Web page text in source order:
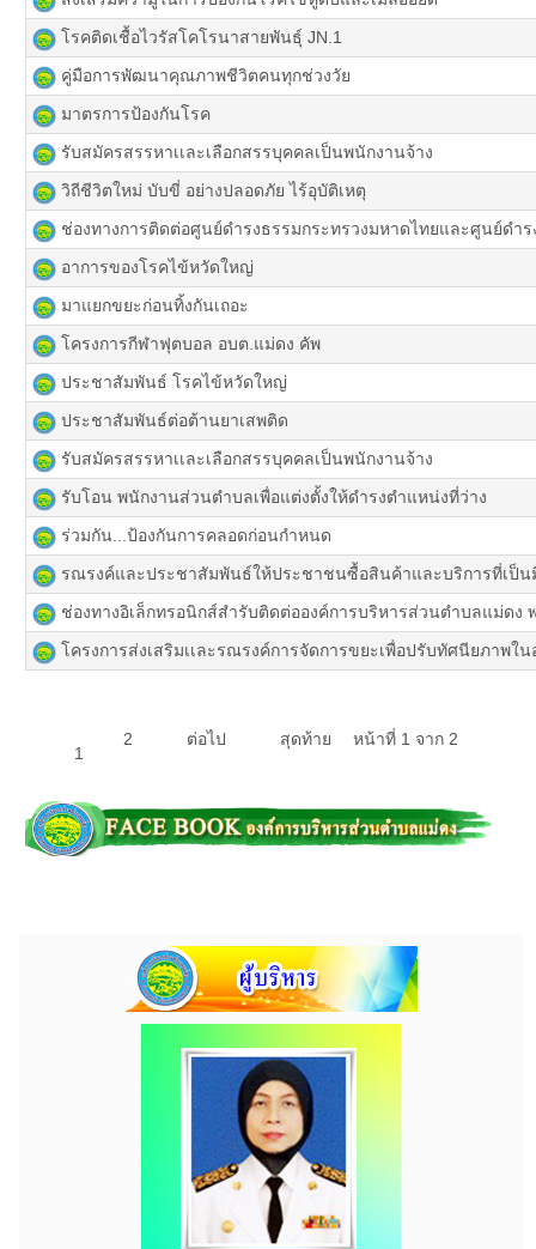
โรคติดเชื้อไวรัสโคโรนาสายพันธุ์ JN.1
คู่มือการพัฒนาคุณภาพชีวิตคนทุกช่วงวัย
มาตรการป้องกันโรค
รับสมัครสรรหาเเละเลือกสรรบุคคลเป็นพนักงานจ้าง
วิถีชีวิตใหม่ บับขี่ อย่างปลอดภัย ไร้อุบัติเหตุ
ช่องทางการติดต่อศูนย์ดำรงธรรมกระทรวงมหาดไทยและศูนย์ดำ
อาการของโรคไข้หวัดใหญ่
มาแยกขยะก่อนทิ้งกันเถอะ
โครงการกีฬาฟุตบอล อบต.แม่ดง คัพ
ประชาสัมพันธ์ โรคไข้หวัดใหญ่
ประชาสัมพันธ์ต่อต้านยาเสพติด
รับสมัครสรรหาเเละเลือกสรรบุคคลเป็นพนักงานจ้าง
รับโอน พนักงานส่วนตำบลเพื่อแต่งตั้งให้ดำรงตำแหน่งที่ว่าง
ร่วมกัน...ป้องกันการคลอดก่อนกำหนด
รณรงค์และประชาสัมพันธ์ให้ประชาชนซื้อสินค้าและบริการที่เป็น
ช่องทางอิเล็กทรอนิกส์สำรับติดต่อองค์การบริหารส่วนตำบลแม่ดง
โครงการส่งเสริมเเละรณรงค์การจัดการขยะเพื่อปรับทัศนียภาพใน
หน้าที่ 1 จาก 2
1
2 ต่อไป สุดท้าย